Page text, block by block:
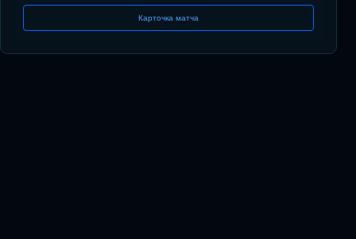
Карточка матча